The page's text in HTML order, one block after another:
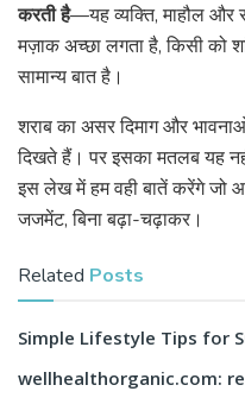
करती है—यह व्यक्ति, माहौल और
मज़ाक अच्छा लगता है, किसी को
सामान्य बात है।
शराब का असर दिमाग और
दिखते हैं। पर इसका मतलब यह
इस लेख में हम वही बातें करेंगे जो
जजमेंट, बिना बढ़ा-चढ़ाकर।
Related Posts
Simple Lifestyle Tips for
wellhealthorganic.com: